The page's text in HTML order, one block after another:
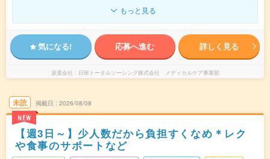
もっと見る
気になる! 応募へ進む 詳しく見る
派遣会社 日研トータルソーシング株式会社 メディカルケア事業部
未読
NEW
掲載日 2026/08/08
【週3日～】少人数だから負担すくなめ＊レク
や食事のサポートなど